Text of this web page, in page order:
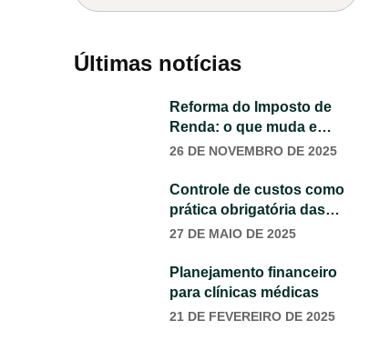
Últimas notícias
Reforma do Imposto de
Renda: o que muda e
como agir na sua empresa
26 DE NOVEMBRO DE 2025
Controle de custos como
prática obrigatória das
clínicas médicas
27 DE MAIO DE 2025
Planejamento financeiro
para clínicas médicas
21 DE FEVEREIRO DE 2025